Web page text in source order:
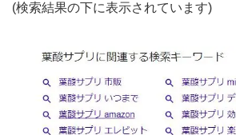
(検索結果の下に表示されています)